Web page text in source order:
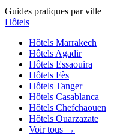
Guides pratiques par ville
Hôtels
Hôtels Marrakech
Hôtels Agadir
Hôtels Essaouira
Hôtels Fès
Hôtels Tanger
Hôtels Casablanca
Hôtels Chefchaouen
Hôtels Ouarzazate
Voir tous →